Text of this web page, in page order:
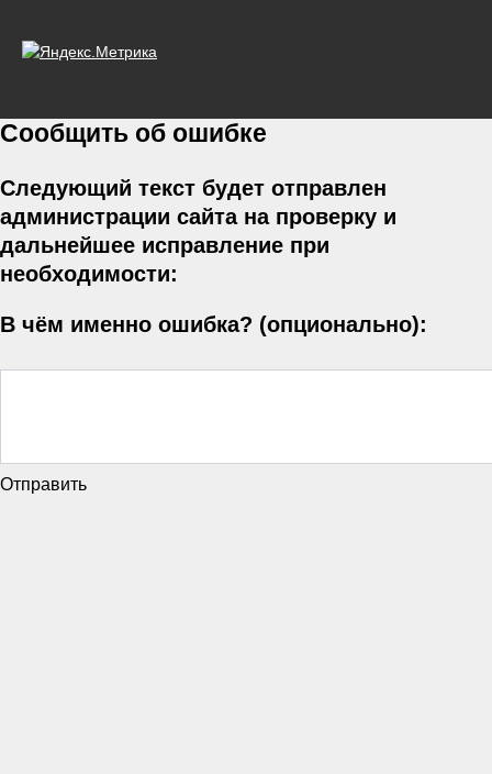
Сообщить об ошибке
Следующий текст будет отправлен
администрации сайта на проверку и
дальнейшее исправление при
необходимости:
В чём именно ошибка? (опционально):
Отправить